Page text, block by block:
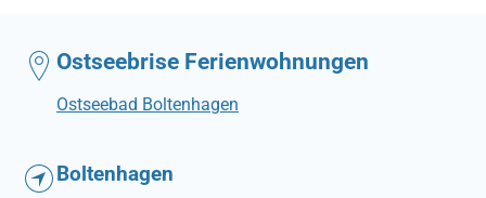
Ostseebrise Ferienwohnungen
Ostseebad Boltenhagen
Boltenhagen